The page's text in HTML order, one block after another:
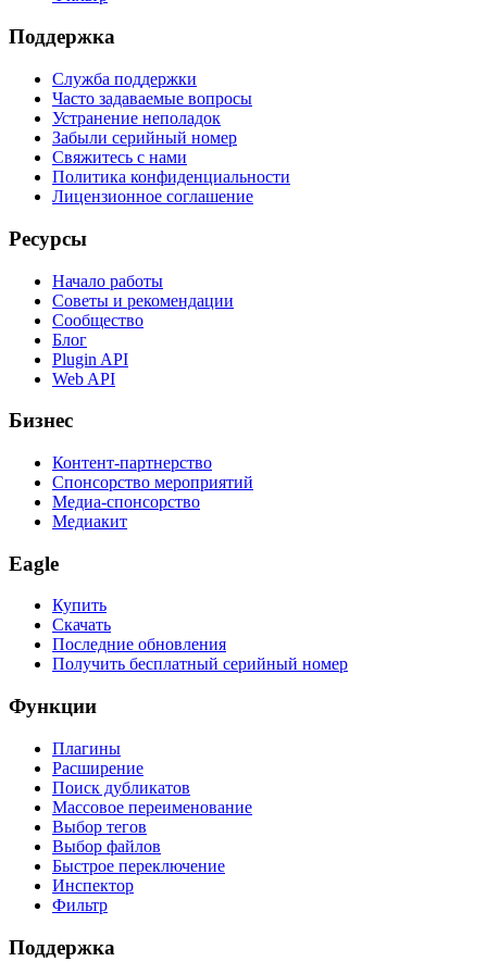
Поддержка
Служба поддержки
Часто задаваемые вопросы
Устранение неполадок
Забыли серийный номер
Свяжитесь с нами
Политика конфиденциальности
Лицензионное соглашение
Ресурсы
Начало работы
Советы и рекомендации
Сообщество
Блог
Plugin API
Web API
Бизнес
Контент-партнерство
Спонсорство мероприятий
Медиа-спонсорство
Медиакит
Eagle
Купить
Скачать
Последние обновления
Получить бесплатный серийный номер
Функции
Плагины
Расширение
Поиск дубликатов
Массовое переименование
Выбор тегов
Выбор файлов
Быстрое переключение
Инспектор
Фильтр
Поддержка